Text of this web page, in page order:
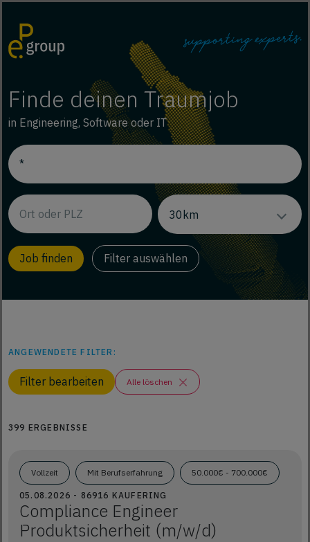
Finde deinen Traumjob
in Engineering, Software oder IT
Filter auswählen
ANGEWENDETE FILTER:
Filter bearbeiten Alle löschen
399 ERGEBNISSE
Vollzeit Mit Berufserfahrung 50.000€ - 700.000€
05.08.2026 - 86916 KAUFERING
Compliance Engineer
Produktsicherheit (m/w/d)